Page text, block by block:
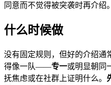
同意而不觉得被突袭时再介绍。
什么时候做
没有固定规则，但好的介绍通
得像一队——专一或明显朝同
抚焦虑或在社群上证明什么。